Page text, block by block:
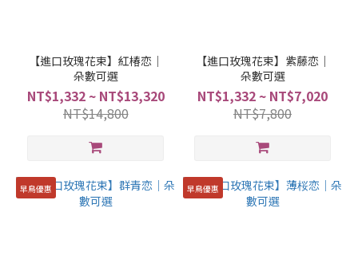
【進口玫瑰花束】紅椿恋｜
朵數可選
NT$1,332 ~ NT$13,320
NT$14,800
【進口玫瑰花束】紫藤恋｜
朵數可選
NT$1,332 ~ NT$7,020
NT$7,800
早鳥優惠 早鳥優惠